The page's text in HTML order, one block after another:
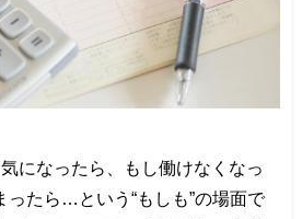
になったら、もし働けなくなっ
ったら … という “もしも”の場面で